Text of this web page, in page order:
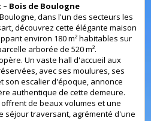
Bois de Boulogne
dans l'un des secteurs les
découvrez cette élégante maison
environ 180 m² habitables sur
arborée de 520 m².
Un vaste hall d'accueil aux
avec ses moulures, ses
son escalier d'époque, annonce
authentique de cette demeure.
de beaux volumes et une
séjour traversant, agrémenté d'une